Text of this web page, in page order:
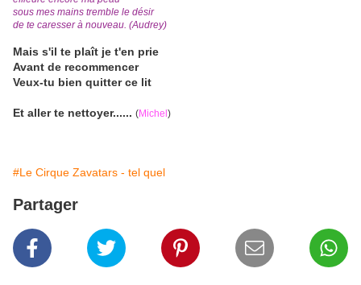
sous mes mains tremble le désir
de te caresser à nouveau. (Audrey)
Mais s'il te plaît je t'en prie
Avant de recommencer
Veux-tu bien quitter ce lit
Et aller te nettoyer...... (Michel )
#Le Cirque Zavatars - tel quel
Partager